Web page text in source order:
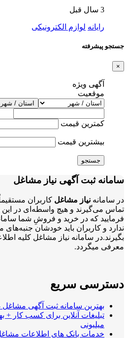
3 سال قبل
رایانه لوازم الکترونیکی
جستجو پیشرفته
×
آگهی ویژه
موقعیت
استان / شهر
کمترین قیمت
بیشترین قیمت
جستجو
سامانه ثبت آگهی نیاز مشاغل
در سامانه نیاز مشاغل کاربران
تماس می‌گیرند و هیچ واسطه‌ای در
فرمایید که در خرید و فروشِ شما
ندارد و کاربران باید خودشان جنبه‌های
بگیرند.در سامانه نیاز مشاغل کلیه
معرفی میگردد.
دسترسی سریع
بهترین سامانه ثبت آگهی
تبلیغات آنلاین برای کسب کار +
میلیونی
خدمات بانک های اطلاعات